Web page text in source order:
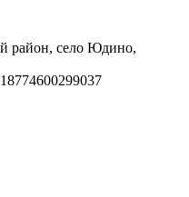
район, село Юдино,